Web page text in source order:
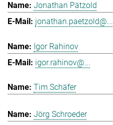
Jonathan Pätzold
jonathan.paetzold@...
Igor Rahinov
igor.rahinov@...
Tim Schäfer
Jörg Schroeder